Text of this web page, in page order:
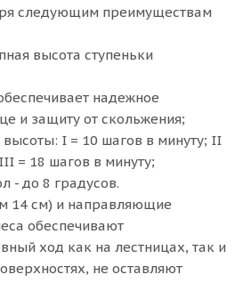
следующим преимуществам
высота ступеньки
надежное
и защиту от скольжения;
I = 10 шагов в минуту; II
= 18 шагов в минуту;
- до 8 градусов.
14 см) и направляющие
обеспечивают
ход как на лестницах, так и
не оставляют